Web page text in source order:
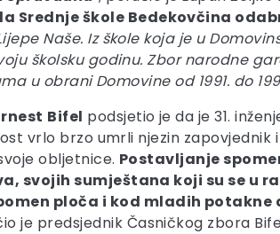
Srednje škole Bedekovčina
Naše. Iz škole koja je u
školsku godinu. Zbor narodne
u obrani Domovine od 1991. do
Bifel podsjetio je da je 31.
vrlo brzo umrli njezin
obljetnice. Postavljanje
svojih sumještana koji su se u
ploča i kod mladih
je predsjednik Časničkog zbora